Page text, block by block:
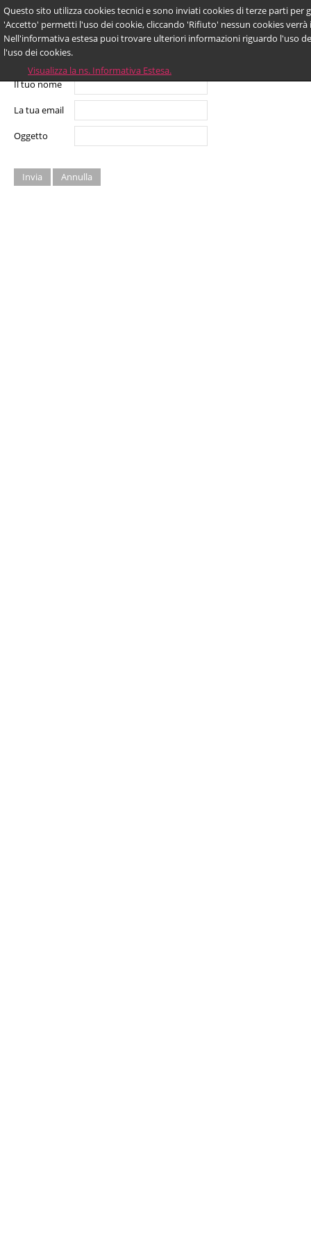
Invia ad un amico.
Email a
Il tuo nome
La tua email
Oggetto
Invia Annulla
Questo sito utilizza cookies tecnici e sono inviati cookies di terze parti per
'Accetto' permetti l'uso dei cookie, cliccando 'Rifiuto' nessun cookies
Nell'informativa estesa puoi trovare ulteriori informazioni riguardo l'uso
l'uso dei cookies.
Visualizza la ns. Informativa Estesa.